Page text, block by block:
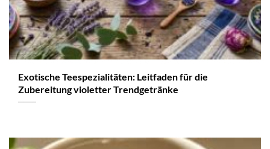
Exotische Teespezialitäten: Leitfaden für die
Zubereitung violetter Trendgetränke